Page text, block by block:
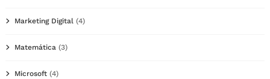
Marketing Digital (4)
Matemática (3)
Microsoft (4)